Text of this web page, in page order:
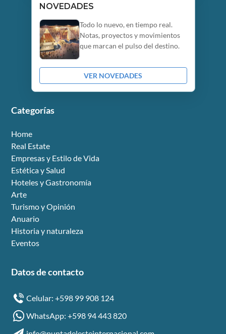
NOVEDADES
Todo lo nuevo, en tiempo real.
Notas, proyectos y movimientos
que marcan el pulso del destino.
VER NOVEDADES
Categorías
Home
Real Estate
Empresas y Estilo de Vida
Estética y Salud
Hoteles y Gastronomía
Arte
Turismo y Opinión
Anuario
Historia y naturaleza
Eventos
Datos de contacto
Celular: +598 99 908 124
WhatsApp: +598 94 443 820